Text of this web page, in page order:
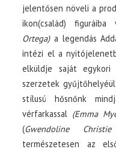
jelentősen növeli a
ikon(család)
Ortega)a legendás
intézi el a
elküldje saját
szerzetek
stílusú hősnőnk
vérfarkassal (Emma
(Gwendoline Christie
természetesen az